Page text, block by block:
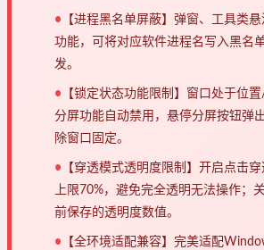
• 【进程黑名单屏蔽】弹窗、工具类
功能，可将对应软件进程名写入黑名
发。
• 【锁定状态功能限制】窗口处于位
分屏功能自动禁用，悬停分屏按钮弹
除窗口固定。
• 【穿透模式透明度限制】开启点击
上限70%，避免完全透明无法操作；
前保存的透明度数值。
• 【全环境适配兼容】完美适配